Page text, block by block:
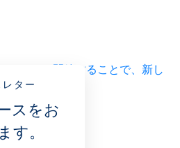
データを開放することで、新し
ター
スをお
す。